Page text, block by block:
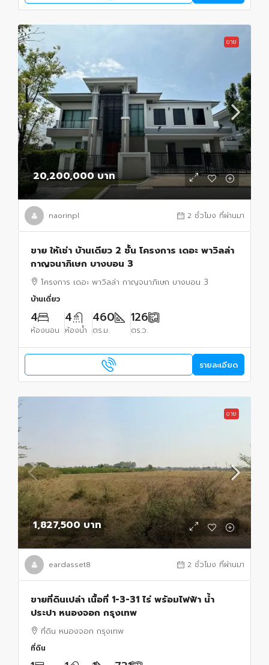
ขาย
20,200,000 บาท
naorinpl 2 ชั่วโมง ที่ผ่านมา
ขาย ให้เช่า บ้านเดียว 2 ชั้น โครงการ เดอะ พาวิลล่า
กาญจนาภิเษก บางบอน 3
โครงการ เดอะ พาวิลล่า กาญจนาภิเษก บางบอน 3
บ้านเดี่ยว
4
ห้องนอน
4
ห้องน้ำ
460
ตร.ม.
126
ตร.ว.
รายละเอียด
ขาย
1,827,500 บาท
eardasset8 2 ชั่วโมง ที่ผ่านมา
ขายที่ดินเปล่า เนื้อที่ 1-3-31 ไร่ พร้อมไฟฟ้า น้ำ
ประปา หนองจอก กรุงเทพ
ที่ดิน หนองจอก กรุงเทพ
ที่ดิน